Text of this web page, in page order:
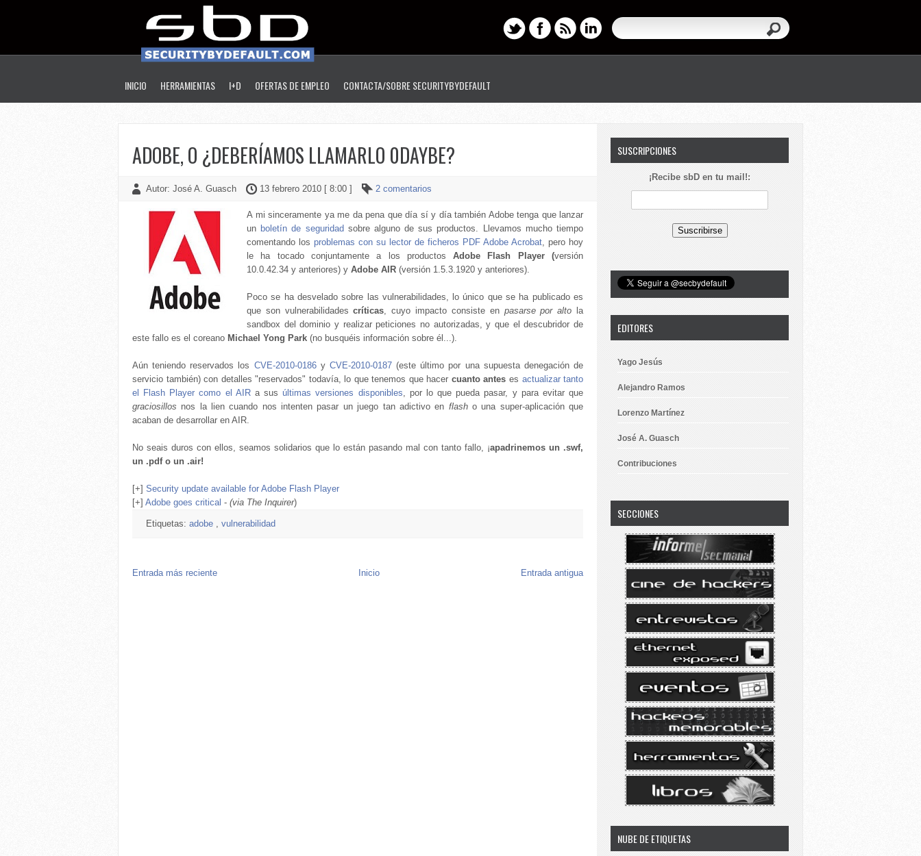
INICIO HERRAMIENTAS I+D OFERTAS DE EMPLEO CONTACTA/SOBRE SECURITYBYDEFAULT
ADOBE, O ¿DEBERÍAMOS LLAMARLO 0DAYBE?
Autor: José A. Guasch 13 febrero 2010 [ 8:00 ] 2 comentarios
A mi sinceramente ya me da pena que día sí y día también Adobe tenga que lanzar
un boletín de seguridad sobre alguno de sus productos. Llevamos mucho tiempo
comentando los problemas con su lector de ficheros PDF Adobe Acrobat, pero hoy
le ha tocado conjuntamente a los productosAdobe Flash Player (versión
10.0.42.34 y anteriores) y Adobe AIR (versión 1.5.3.1920 y anteriores).
Poco se ha desvelado sobre las vulnerabilidades, lo único que se ha publicado es
que son vulnerabilidadescríticas, cuyo impacto consiste en pasarse por alto la
sandbox del dominio y realizar peticiones no autorizadas, y que el descubridor de
este fallo es el coreano Michael Yong Park (no busquéis información sobre él...).
Aún teniendo reservados los CVE-2010-0186y CVE-2010-0187(este último por una supuesta denegación de
servicio también) con detalles "reservados" todavía, lo que tenemos que hacer cuanto antes es actualizar tanto
el Flash Player como el AIRa sus últimas versiones disponibles, por lo que pueda pasar, y para evitar que
graciosillos nos la lien cuando nos intenten pasar un juego tan adictivo en flasho una super-aplicación que
acaban de desarrollar en AIR.
No seais duros con ellos, seamos solidarios que lo están pasando mal con tanto fallo, ¡apadrinemos un .swf,
un .pdf o un .air!
[+] Security update available for Adobe Flash Player
[+] Adobe goes critical - (via The Inquirer)
Etiquetas: adobe , vulnerabilidad
Entrada más reciente Entrada antigua
Inicio
SUSCRIPCIONES
¡Recibe sbD en tu mail!:
EDITORES
Yago Jesús
Alejandro Ramos
Lorenzo Martínez
José A. Guasch
Contribuciones
SECCIONES
NUBE DE ETIQUETAS